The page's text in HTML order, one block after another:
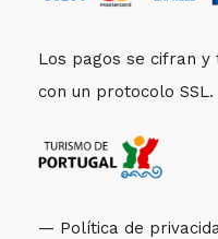
Los pagos se cifran
con un protocolo SSL.
— Política de